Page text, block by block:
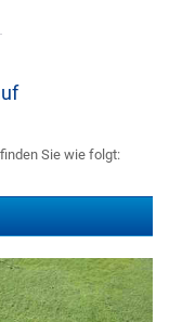
Sie wie folgt: